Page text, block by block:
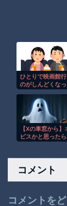
ひとりで映画館行
のがしんどくな
【Xの車窓から】
ビスかと思った
コメント
コメントを